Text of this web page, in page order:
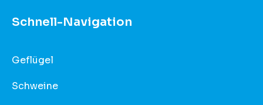
Schnell-Navigation
Geflügel
Schweine